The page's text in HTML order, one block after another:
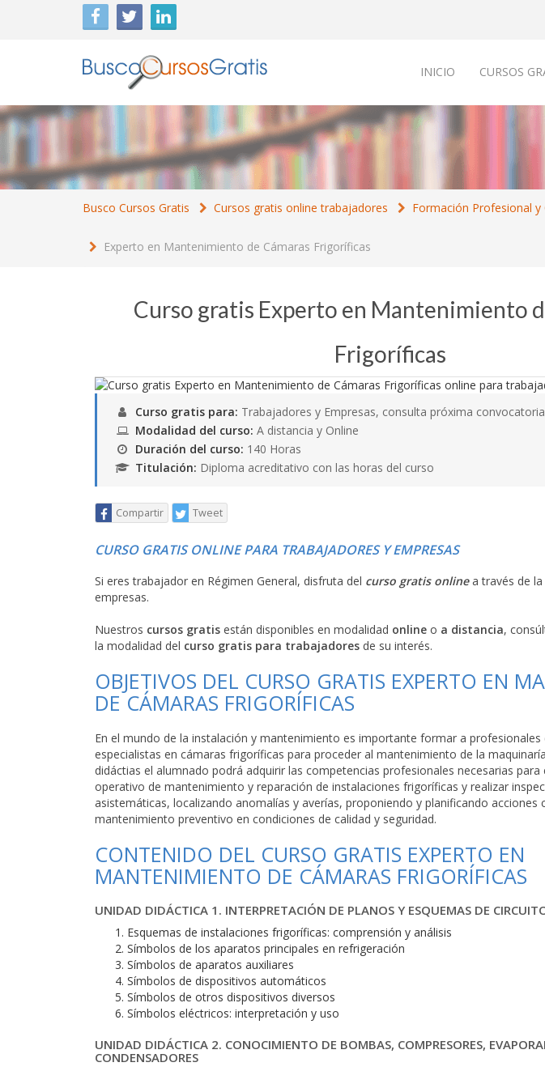
INICIO CURSOS
Busco Cursos Gratis Cursos gratis online trabajadores Formación Profesional y
Experto en Mantenimiento de Cámaras Frigoríficas
Curso gratis Experto en Mantenimiento
Frigoríficas
Curso gratis para: Trabajadores y Empresas, consulta próxima convocatoria
Modalidad del curso: A distancia y Online
Duración del curso: 140 Horas
Titulación: Diploma acreditativo con las horas del curso
Compartir Tweet
CURSO GRATIS ONLINE PARA TRABAJADORES Y EMPRESAS
Si eres trabajador en Régimen General, disfruta del curso gratis onlinea través de
empresas.
Nuestros cursos gratis están disponibles en modalidad online o a distancia,
la modalidad del curso gratis para trabajadores de su interés.
OBJETIVOS DEL CURSO GRATIS EXPERTO EN
DE CÁMARAS FRIGORÍFICAS
En el mundo de la instalación y mantenimiento es importante formar a
especialistas en cámaras frigoríficas para proceder al mantenimiento de la
didáctias el alumnado podrá adquirir las competencias profesionales necesarias
operativo de mantenimiento y reparación de instalaciones frigoríficas y realizar
asistemáticas, localizando anomalías y averías, proponiendo y planificando acciones
mantenimiento preventivo en condiciones de calidad y seguridad.
CONTENIDO DEL CURSO GRATIS EXPERTO EN
MANTENIMIENTO DE CÁMARAS FRIGORÍFICAS
UNIDAD DIDÁCTICA 1. INTERPRETACIÓN DE PLANOS Y ESQUEMAS DE
Esquemas de instalaciones frigoríficas: comprensión y análisis
Símbolos de los aparatos principales en refrigeración
Símbolos de aparatos auxiliares
Símbolos de dispositivos automáticos
Símbolos de otros dispositivos diversos
Símbolos eléctricos: interpretación y uso
UNIDAD DIDÁCTICA 2. CONOCIMIENTO DE BOMBAS, COMPRESORES,
CONDENSADORES